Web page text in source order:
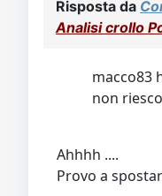
Risposta da
Analisi crollo
macco83
non
Ahhhh ....
Provo a